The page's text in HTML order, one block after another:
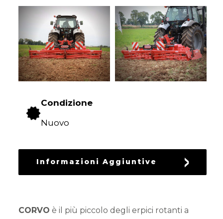
NEWS
CONTATTI
Condizione
Nuovo
Informazioni Aggiuntive
CORVO è il più piccolo degli erpici rotanti a
TELESCOPICI
MACCHINE
MOVIMENTO
TERRA
DEL
TERRENO